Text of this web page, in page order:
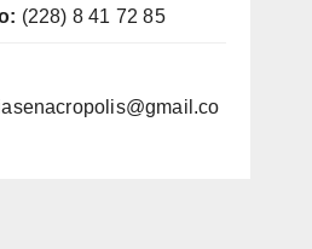
(228) 8 41 72 85